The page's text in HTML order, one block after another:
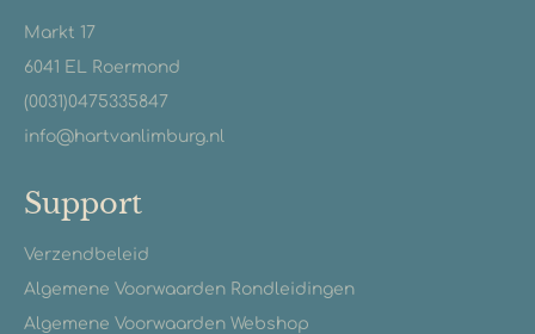
Markt 17
6041 EL Roermond
(0031)0475335847
info@hartvanlimburg.nl
Support
Verzendbeleid
Algemene Voorwaarden Rondleidingen
Algemene Voorwaarden Webshop